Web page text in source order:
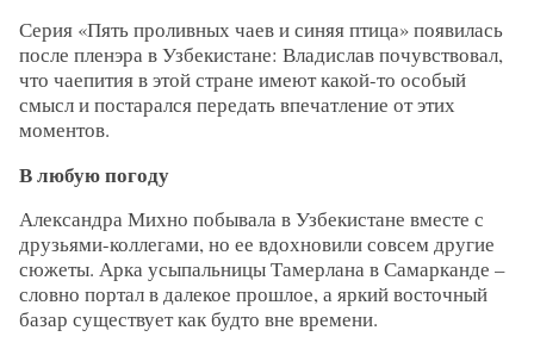
Серия «Пять проливных чаев и синяя птица» появилась
после пленэра в Узбекистане: Владислав почувствовал,
что чаепития в этой стране имеют какой-то особый
смысл и постарался передать впечатление от этих
моментов.
В любую погоду
Александра Михно побывала в Узбекистане вместе с
друзьями-коллегами, но ее вдохновили совсем другие
сюжеты. Арка усыпальницы Тамерлана в Самарканде –
словно портал в далекое прошлое, а яркий восточный
базар существует как будто вне времени.